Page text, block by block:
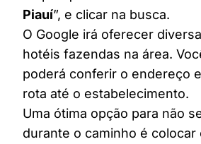
Piauí”, e clicar na busca.
O Google irá oferecer
hotéis fazendas na área.
poderá conferir o endereço
rota até o estabelecimento.
Uma ótima opção para não
durante o caminho é